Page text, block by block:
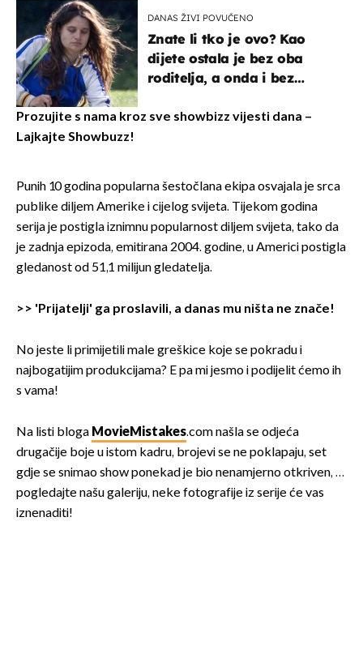
DANAS ŽIVI POVUČENO
Znate li tko je ovo? Kao
dijete ostala je bez oba
roditelja, a onda i bez
naslijediti
Prozujite s nama kroz sve showbizz vijesti dana –
Lajkajte Showbuzz!
Punih 10 godina popularna šestočlana ekipa osvajala je srca
publike diljem Amerike i cijelog svijeta. Tijekom godina
serija je postigla iznimnu popularnost diljem svijeta, tako da
je zadnja epizoda, emitirana 2004. godine, u Americi postigla
gledanost od 51,1 milijun gledatelja.
>> 'Prijatelji' ga proslavili, a danas mu ništa ne znače!
No jeste li primijetili male greškice koje se pokradu i
najbogatijim produkcijama? E pa mi jesmo i podijelit ćemo ih
s vama!
Na listi bloga MovieMistakes.com našla se odjeća
drugačije boje u istom kadru, brojevi se ne poklapaju, set
gdje se snimao show ponekad je bio nenamjerno otkriven, …
pogledajte našu galeriju, neke fotografije iz serije će vas
iznenaditi!